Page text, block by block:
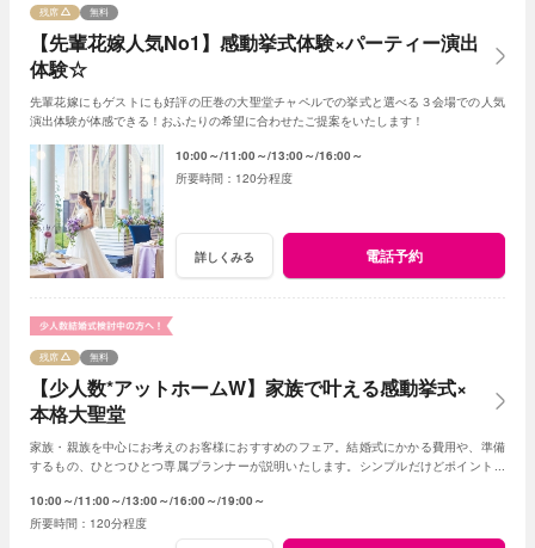
【先輩花嫁人気No1】感動挙式体験×パーティー演出
体験☆
残席 無料
先輩花嫁にもゲストにも好評の圧巻の大聖堂チャペルでの挙式と選べる３会場での人気
演出体験が体感できる！おふたりの希望に合わせたご提案をいたします！
10:00～ 11:00～ 13:00～ 16:00～
120分程度
詳しくみる 電話予約
【少人数*アットホームW】家族で叶える感動挙式×
本格大聖堂
残席 無料
家族・親族を中心にお考えのお客様におすすめのフェア。結婚式にかかる費用や、準備
するもの、ひとつひとつ専属プランナーが説明いたします。シンプルだけどポイントを
10:00～ 11:00～ 13:00～ 16:00～ 19:00～
120分程度